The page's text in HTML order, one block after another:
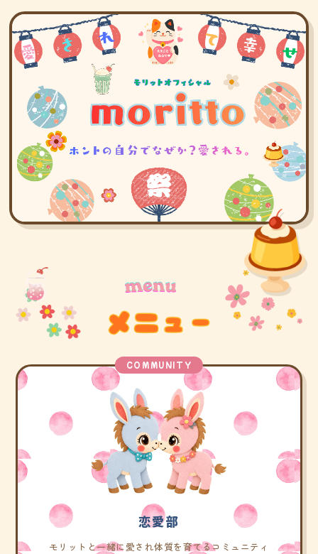
COMMUNITY
恋愛部
モリットと一緒に愛され体質を育てるコミュニティ